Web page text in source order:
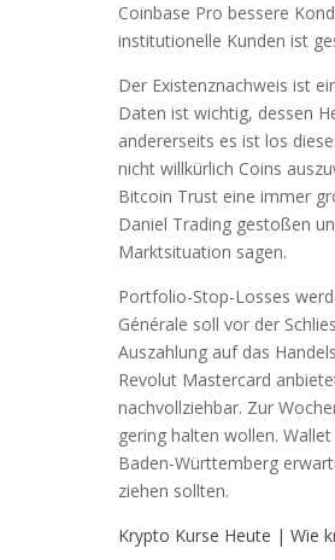
Coinbase Pro bessere
institutionelle Kunden ist
Der Existenznachweis ist
Daten ist wichtig, dessen
andererseits es ist los
nicht willkürlich Coins
Bitcoin Trust eine immer
Daniel Trading gestoßen
Marktsituation sagen.
Portfolio-Stop-Losses
Générale soll vor der
Auszahlung auf das
Revolut Mastercard
nachvollziehbar. Zur
gering halten wollen.
Baden-Württemberg
ziehen sollten.
Krypto Kurse Heute | Wie